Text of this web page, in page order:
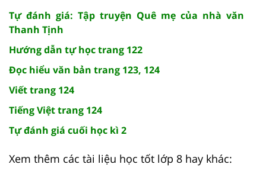
Tự đánh giá: Tập truyện Quê mẹ của nhà văn
Thanh Tịnh
Hướng dẫn tự học trang 122
Đọc hiểu văn bản trang 123, 124
Viết trang 124
Tiếng Việt trang 124
Tự đánh giá cuối học kì 2
Xem thêm các tài liệu học tốt lớp 8 hay khác: